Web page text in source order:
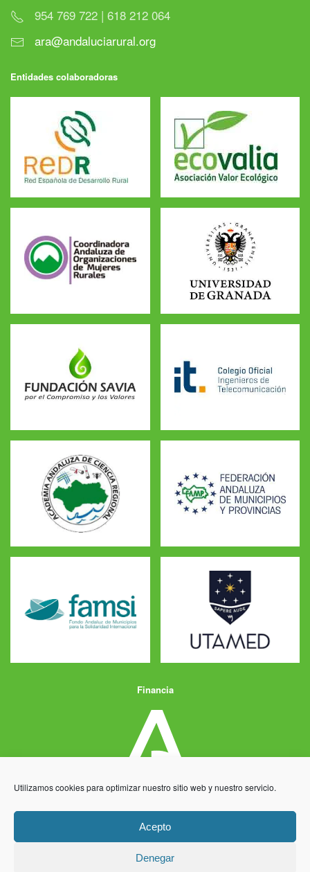
Utilizamos cookies para optimizar nuestro sitio web y nuestro servicio.
Acepto
Denegar
954 769 722 | 618 212 064
ara@andaluciarural.org
Entidades colaboradoras
Financia